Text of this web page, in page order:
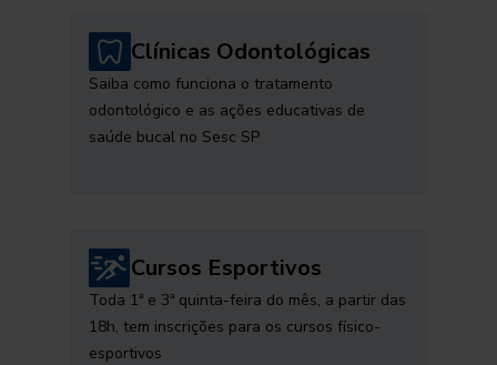
Clínicas Odontológicas
Saiba como funciona o tratamento
odontológico e as ações educativas de
saúde bucal no Sesc SP
Cursos Esportivos
Toda 1ª e 3ª quinta-feira do mês, a partir das
18h, tem inscrições para os cursos físico-
esportivos